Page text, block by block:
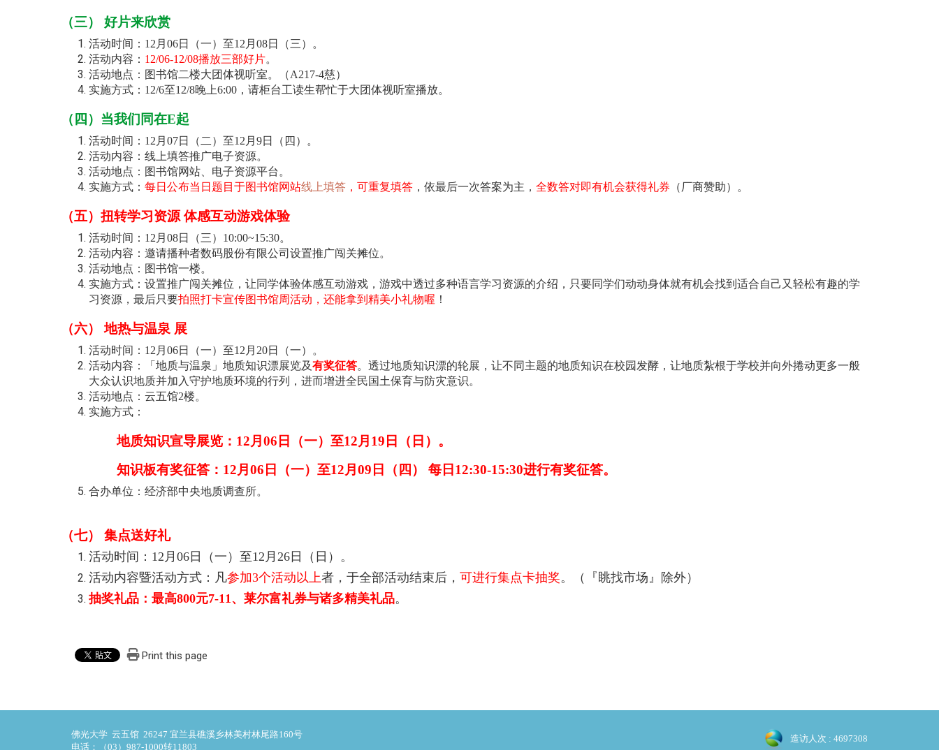
（三） 好片来欣赏
活动时间：12月06日（一）至12月08日（三）。
活动内容： 12/06-12/08播放三部好片。
活动地点：图书馆二楼大团体视听室。（A217-4慈）
实施方式：12/6至12/8晚上6:00，请柜台工读生帮忙于大团体视听室播放。
（四）当我们同在E起
活动时间：12月07日（二）至12月9日（四）。
活动内容：线上填答推广电子资源。
活动地点：图书馆网站、电子资源平台。
实施方式： 每日公布当日题目于图书馆网站线上填答 ，可重复填答 ，依最后一次答案为主， 全数答对即有机会获得礼券 （厂商赞助）。
（五）扭转学习资源 体感互动游戏体验
活动时间：12月08日（三）10:00~15:30。
活动内容：邀请播种者数码股份有限公司设置推广闯关摊位。
活动地点：图书馆一楼。
实施方式：设置推广闯关摊位，让同学体验体感互动游戏，游戏中透过多种语言学习资源的介绍，只要同学们动动身体就有机会找到适合自己又轻松有趣的学
习资源，最后只要拍照打卡宣传图书馆周活动，还能拿到精美小礼物喔 ！
（六） 地热与温泉 展
活动时间：12月06日（一）至12月20日（一）。
活动内容：「地质与温泉」地质知识漂展览及有奖征答。透过地质知识漂的轮展，让不同主题的地质知识在校园发酵，让地质紮根于学校并向外捲动更多一般
大众认识地质并加入守护地质环境的行列，进而增进全民国土保育与防灾意识。
活动地点：云五馆2楼。
实施方式：
地质知识宣导展览： 12月06日（一） 至12月19日（日）。
知识板有奖征答：12月06日（一）至12月09日（四） 每日12:30-15:30进行有奖征答。
合办单位：经济部中央地质调查所。
（七） 集点送好礼
活动时间：12月06日（一）至12月26日（日）。
活动内容暨活动方式：凡参加3个活动以上者，于全部活动结束后， 可进行集点卡抽奖。（『眺找市场』除外）
抽奖礼品： 最高800元7-11、莱尔富礼券与诸多精美礼品。
Print this page
佛光大学 云五馆 26247 宜兰县礁溪乡林美村林尾路160号
电话：（03）987-1000转11803
造访人次 : 4697308